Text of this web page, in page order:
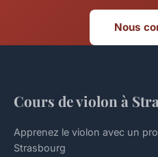
Nous
Cours de violon à
Apprenez le violon avec un
Strasbourg